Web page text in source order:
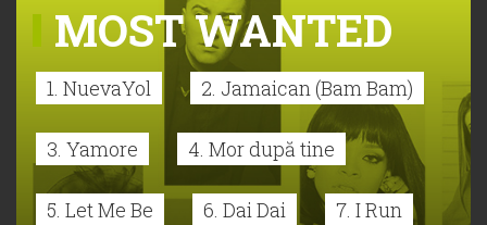
MOST WANTED
1. NuevaYol 2. Jamaican (Bam Bam)
3. Yamore 4. Mor după tine
5. Let Me Be 6. Dai Dai 7. I Run